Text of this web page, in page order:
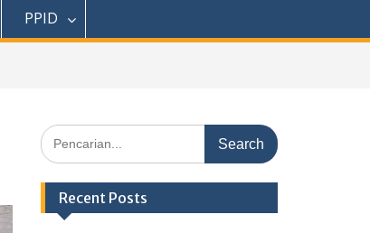
PPID
Search
for:
Recent Posts